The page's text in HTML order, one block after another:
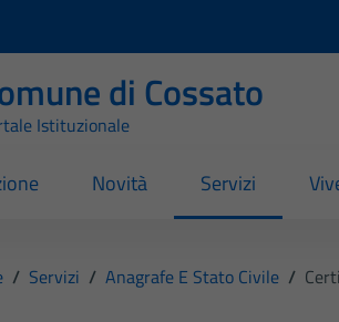
di Cossato
Istituzionale
Novità Servizi
/ Servizi / Anagrafe E Stato Civile /